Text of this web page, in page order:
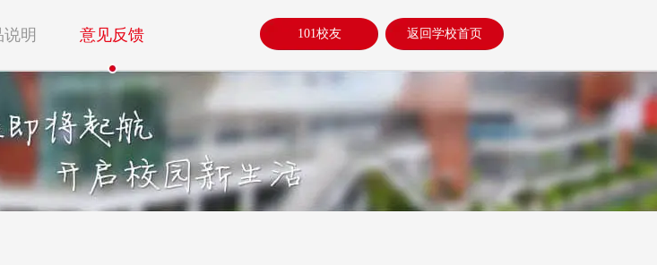
说明 意见反馈 101校友 返回学校首页